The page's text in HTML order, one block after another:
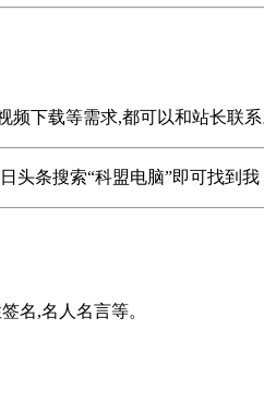
下载等需求,都可以和站长联系
条搜索“科盟电脑”即可找到我
名,名人名言等。